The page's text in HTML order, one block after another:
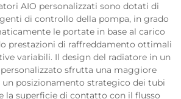
AIO personalizzati sono dotati di
di controllo della pompa, in grado
le portate in base al carico
prestazioni di raffreddamento ottimali
variabili. Il design del radiatore in un
sfrutta una maggiore
un posizionamento strategico dei tubi
la superficie di contatto con il flusso